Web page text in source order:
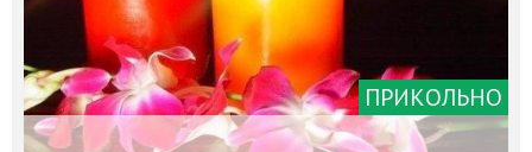
ПРИКОЛЬНО